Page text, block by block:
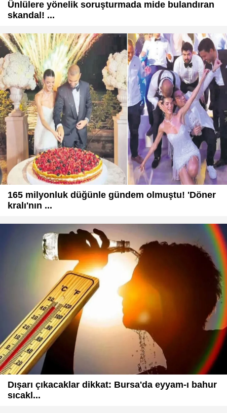
Ünlülere yönelik soruşturmada mide bulandıran
skandal! ...
165 milyonluk düğünle gündem olmuştu! 'Döner
kralı'nın ...
Dışarı çıkacaklar dikkat: Bursa'da eyyam-ı bahur
sıcakl...